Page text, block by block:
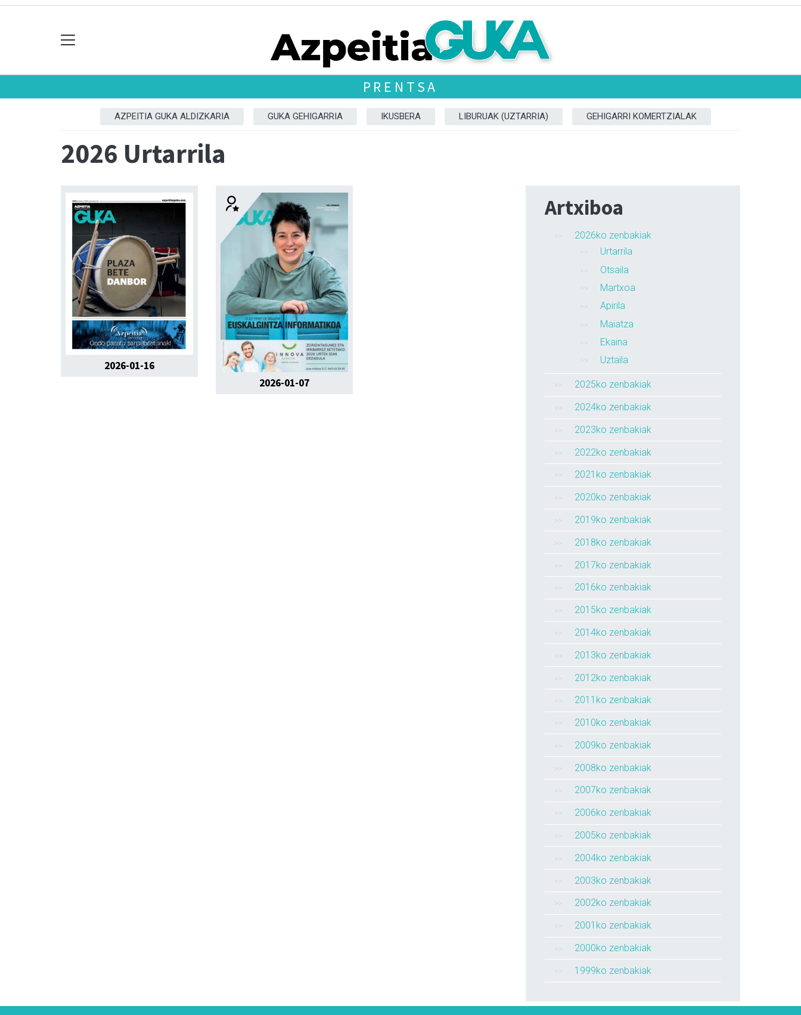
PRENTSA
AZPEITIA GUKA ALDIZKARIA GUKA GEHIGARRIA IKUSBERA LIBURUAK (UZTARRIA) GEHIGARRI KOMERTZIALAK
2026 Urtarrila
2026-01-16
2026-01-07
Artxiboa
2026ko zenbakiak
Urtarrila
Otsaila
Martxoa
Apirila
Maiatza
Ekaina
Uztaila
2025ko zenbakiak
2024ko zenbakiak
2023ko zenbakiak
2022ko zenbakiak
2021ko zenbakiak
2020ko zenbakiak
2019ko zenbakiak
2018ko zenbakiak
2017ko zenbakiak
2016ko zenbakiak
2015ko zenbakiak
2014ko zenbakiak
2013ko zenbakiak
2012ko zenbakiak
2011ko zenbakiak
2010ko zenbakiak
2009ko zenbakiak
2008ko zenbakiak
2007ko zenbakiak
2006ko zenbakiak
2005ko zenbakiak
2004ko zenbakiak
2003ko zenbakiak
2002ko zenbakiak
2001ko zenbakiak
2000ko zenbakiak
1999ko zenbakiak